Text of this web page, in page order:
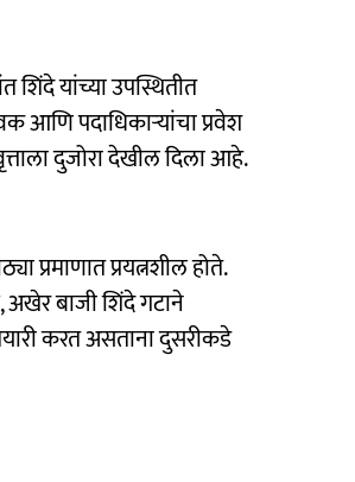
शिंदे यांच्या उपस्थितीत
आणि पदाधिकाऱ्यांचा प्रवेश
दुजोरा देखील दिला आहे.
प्रमाणात प्रयत्नशील होते.
अखेर बाजी शिंदे गटाने
करत असताना दुसरीकडे